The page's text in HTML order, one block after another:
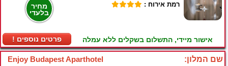
מחיר
בלעדי
! פרטים נוספים
רמת אירוח :
אישור מיידי, התשלום בשקלים ללא עמלה
Enjoy Budapest Aparthotel שם המלון: